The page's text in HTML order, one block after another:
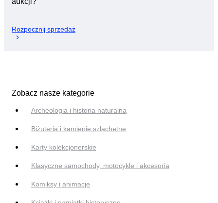
Rozpocznij sprzedaż
Zobacz nasze kategorie
Archeologia i historia naturalna
Biżuteria i kamienie szlachetne
Karty kolekcjonerskie
Klasyczne samochody, motocykle i akcesoria
Komiksy i animacje